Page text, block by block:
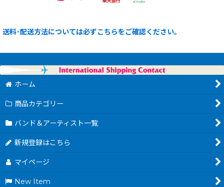
送料･配送方法については必ずこちらをご確認ください。
ホーム
商品カテゴリー
バンド＆アーティスト一覧
新規登録はこちら
マイページ
New Item